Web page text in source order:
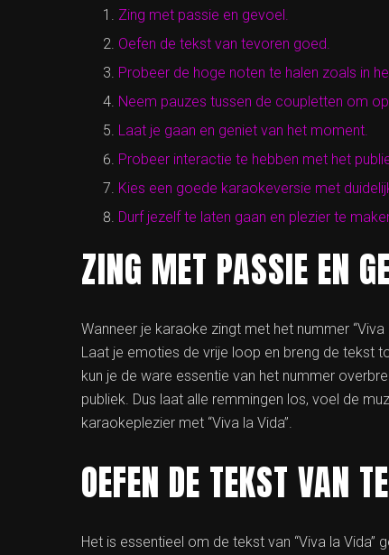
Zing met passie en gevoel.
Oefen de tekst van tevoren goed.
Probeer de hoge noten te halen zoals in
Neem pauzes tussen de coupletten om
Laat je gaan en geniet van het moment.
Probeer interactie te hebben met het
Kies een goede karaokeversie met
Durf jezelf te laten gaan en plezier te
ZING MET PASSIE EN
Wanneer je karaoke zingt met het nummer
Laat je emoties de vrije loop en breng de tekst
kun je de ware essentie van het nummer
publiek. Dus laat alle remmingen los, voel de
karaokeplezier met “Viva la Vida”.
OEFEN DE TEKST VAN
Het is essentieel om de tekst van “Viva la